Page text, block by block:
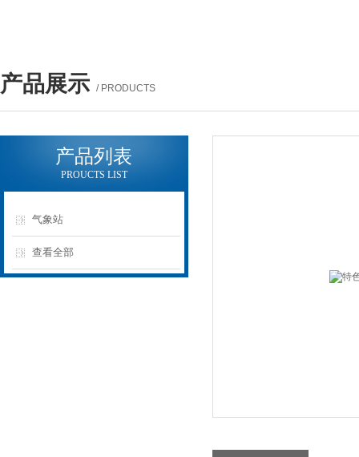
产品展示 / PRODUCTS
产品列表
PROUCTS LIST
气象站
查看全部